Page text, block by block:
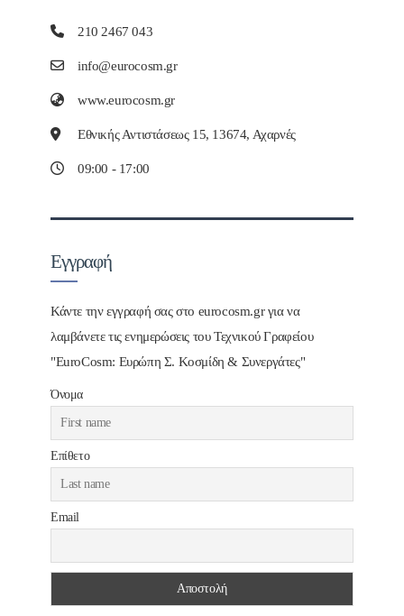
210 2467 043
info@eurocosm.gr
www.eurocosm.gr
Εθνικής Αντιστάσεως 15, 13674, Αχαρνές
09:00 - 17:00
Εγγραφή
Κάντε την εγγραφή σας στο eurocosm.gr για να
λαμβάνετε τις ενημερώσεις του Τεχνικού Γραφείου
"EuroCosm: Ευρώπη Σ. Κοσμίδη & Συνεργάτες"
Όνομα
Επίθετο
Email